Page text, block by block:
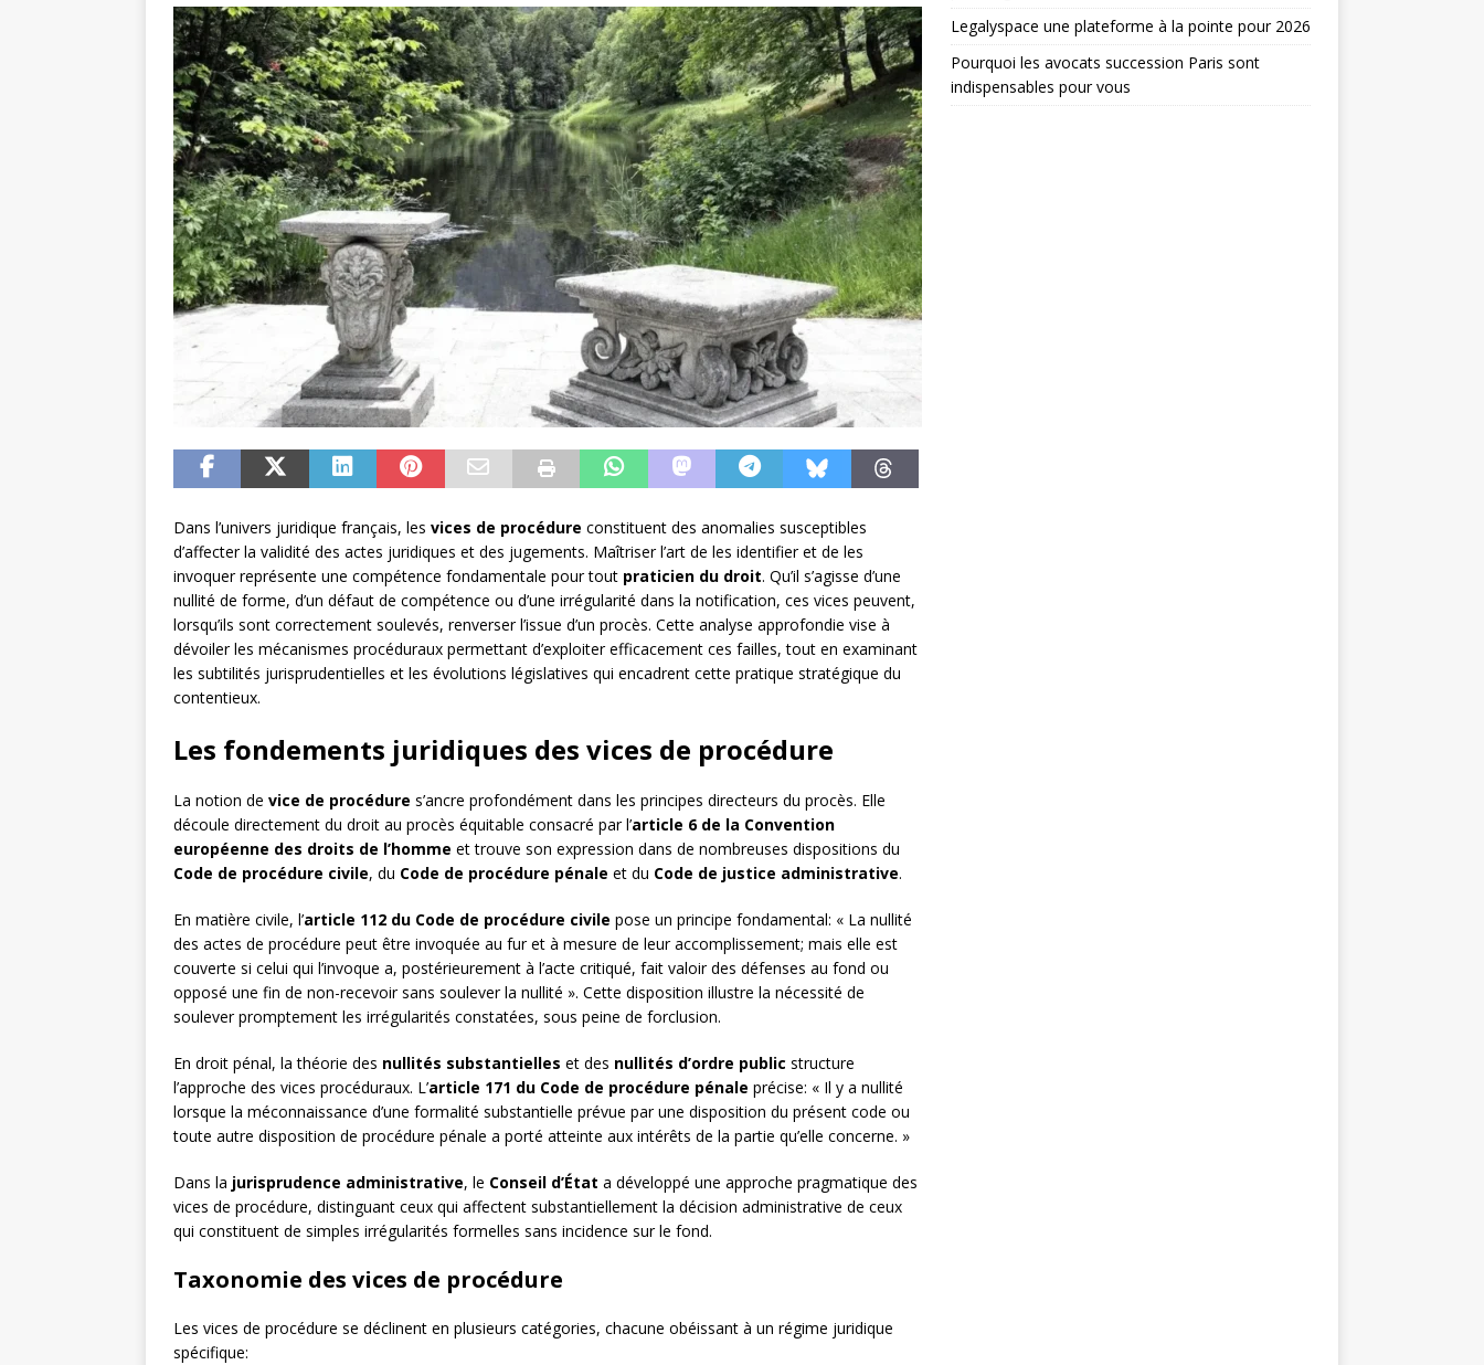
Dans l’univers juridique français, les vices de procédure constituent des anomalies susceptibles
d’affecter la validité des actes juridiques et des jugements. Maîtriser l’art de les identifier et de les
invoquer représente une compétence fondamentale pour tout praticien du droit. Qu’il s’agisse d’une
nullité de forme, d’un défaut de compétence ou d’une irrégularité dans la notification, ces vices peuvent,
lorsqu’ils sont correctement soulevés, renverser l’issue d’un procès. Cette analyse approfondie vise à
dévoiler les mécanismes procéduraux permettant d’exploiter efficacement ces failles, tout en examinant
les subtilités jurisprudentielles et les évolutions législatives qui encadrent cette pratique stratégique du
contentieux.
Les fondements juridiques des vices de procédure
La notion de vice de procédure s’ancre profondément dans les principes directeurs du procès. Elle
découle directement du droit au procès équitable consacré par l’article 6 de la Convention
européenne des droits de l’homme et trouve son expression dans de nombreuses dispositions du
Code de procédure civile, du Code de procédure pénale et du Code de justice administrative.
En matière civile, l’article 112 du Code de procédure civile pose un principe fondamental: « La nullité
des actes de procédure peut être invoquée au fur et à mesure de leur accomplissement; mais elle est
couverte si celui qui l’invoque a, postérieurement à l’acte critiqué, fait valoir des défenses au fond ou
opposé une fin de non-recevoir sans soulever la nullité ». Cette disposition illustre la nécessité de
soulever promptement les irrégularités constatées, sous peine de forclusion.
En droit pénal, la théorie des nullités substantielles et des nullités d’ordre public structure
l’approche des vices procéduraux. L’article 171 du Code de procédure pénale précise: « Il y a nullité
lorsque la méconnaissance d’une formalité substantielle prévue par une disposition du présent code ou
toute autre disposition de procédure pénale a porté atteinte aux intérêts de la partie qu’elle concerne. »
Dans la jurisprudence administrative, le Conseil d’État a développé une approche pragmatique des
vices de procédure, distinguant ceux qui affectent substantiellement la décision administrative de ceux
qui constituent de simples irrégularités formelles sans incidence sur le fond.
Taxonomie des vices de procédure
Les vices de procédure se déclinent en plusieurs catégories, chacune obéissant à un régime juridique
spécifique:
Legalyspace une plateforme à la pointe pour 2026
Pourquoi les avocats succession Paris sont
indispensables pour vous